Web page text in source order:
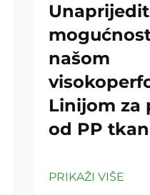
našom
Linijom za
od PP
PRIKAŽI VIŠE